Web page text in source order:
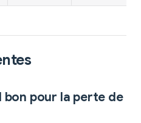
pour la perte de